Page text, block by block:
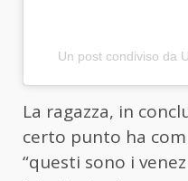
Un post condiviso da
La ragazza, in
certo punto ha
“questi sono i